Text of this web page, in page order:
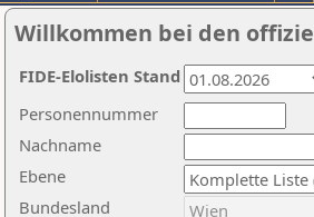
Willkommen bei den
Nachname
Ebene
Personennummer
Bundesland
FIDE-Elolisten Stand